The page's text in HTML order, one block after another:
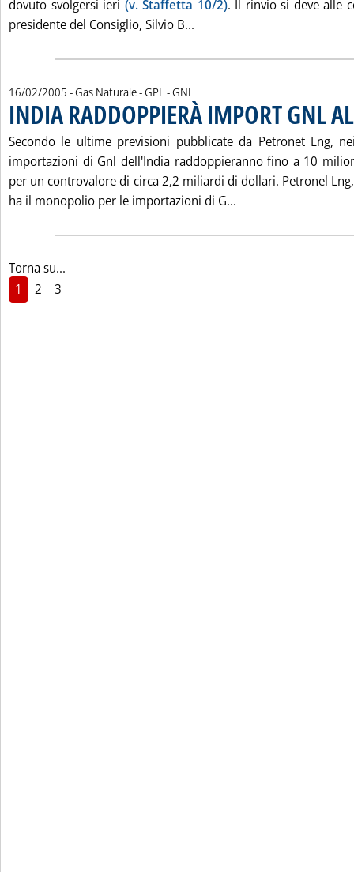
dovuto svolgersi ieri (v. Staffetta 10/2). Il rinvio si deve alle
presidente del Consiglio, Silvio B...
16/02/2005 - Gas Naturale - GPL - GNL
INDIA RADDOPPIERÀ IMPORT GNL
Secondo le ultime previsioni pubblicate da Petronet Lng,
importazioni di Gnl dell'India raddoppieranno fino a 10
per un controvalore di circa 2,2 miliardi di dollari. Petronel
ha il monopolio per le importazioni di G...
Torna su...
1
2 3